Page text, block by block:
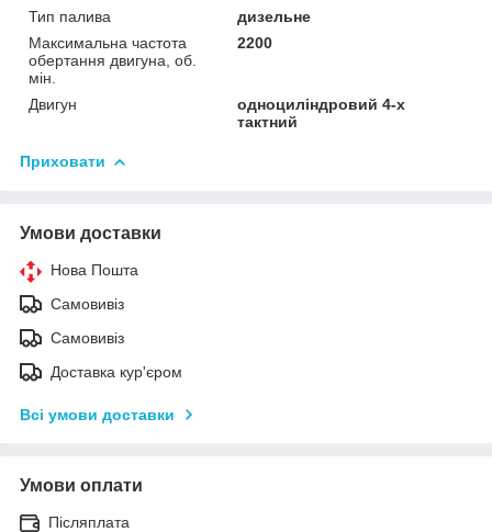
Тип палива
дизельне
Максимальна частота
обертання двигуна, об.
мін.
2200
Двигун
одноциліндровий 4-х
тактний
Приховати
Умови доставки
Нова Пошта
Самовивіз
Самовивіз
Доставка кур'єром
Всі умови доставки
Умови оплати
Післяплата